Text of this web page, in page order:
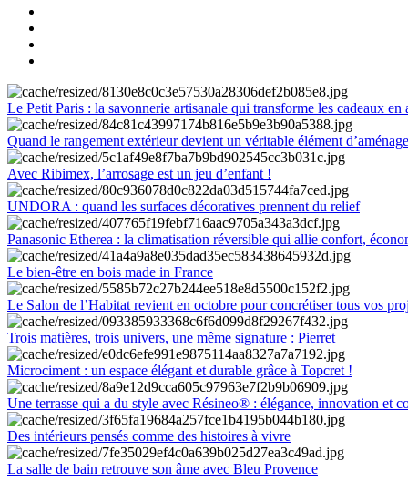
Le Petit Paris : la savonnerie artisanale qui transforme les cadeaux en
Quand le rangement extérieur devient un véritable élément
Avec Ribimex, l’arrosage est un jeu d’enfant !
UNDORA : quand les surfaces décoratives prennent du relief
Panasonic Etherea : la climatisation réversible qui allie confort,
Le bien-être en bois made in France
Le Salon de l’Habitat revient en octobre pour concrétiser tous vos
Trois matières, trois univers, une même signature : Pierret
Microciment : un espace élégant et durable grâce à Topcret !
Une terrasse qui a du style avec Résineo® : élégance, innovation et
Des intérieurs pensés comme des histoires à vivre
La salle de bain retrouve son âme avec Bleu Provence